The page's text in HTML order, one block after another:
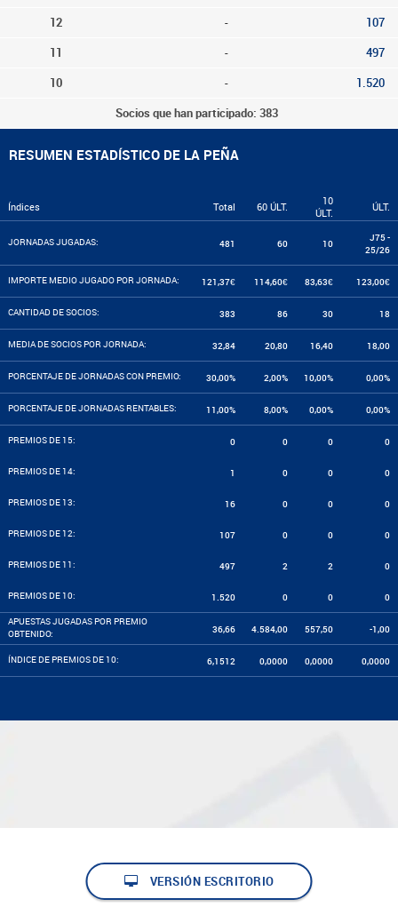
12 - 107
11 - 497
10 - 1.520
Socios que han participado: 383
RESUMEN ESTADÍSTICO DE LA PEÑA
Índices Total 60 ÚLT.
10
ÚLT.
ÚLT.
JORNADAS JUGADAS: 481 60 10
J75 -
25/26
IMPORTE MEDIO JUGADO POR JORNADA: 121,37€ 114,60€ 83,63€ 123,00€
CANTIDAD DE SOCIOS: 383 86 30 18
MEDIA DE SOCIOS POR JORNADA: 32,84 20,80 16,40 18,00
PORCENTAJE DE JORNADAS CON PREMIO: 30,00% 2,00% 10,00% 0,00%
PORCENTAJE DE JORNADAS RENTABLES: 11,00% 8,00% 0,00% 0,00%
PREMIOS DE 15: 0 0 0 0
PREMIOS DE 14: 1 0 0 0
PREMIOS DE 13: 16 0 0 0
PREMIOS DE 12: 107 0 0 0
PREMIOS DE 11: 497 2 2 0
PREMIOS DE 10: 1.520 0 0 0
APUESTAS JUGADAS POR PREMIO
OBTENIDO:
36,66 4.584,00 557,50 -1,00
ÍNDICE DE PREMIOS DE 10: 6,1512 0,0000 0,0000 0,0000
VERSIÓN ESCRITORIO